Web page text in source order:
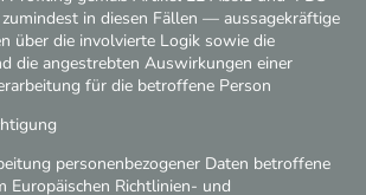
in diesen Fällen — aussagekräftige
über die involvierte Logik sowie die
die angestrebten Auswirkungen einer
für die betroffene Person
personenbezogener Daten betroffene
Europäischen Richtlinien- und